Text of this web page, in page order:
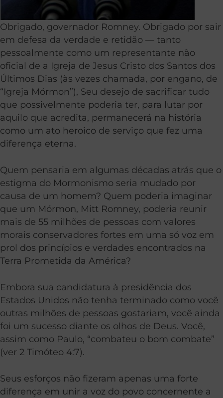
Obrigado, governador Romney. Obrigado por sair
em defesa da verdade e retidão — tanto
pessoalmente como um representante não
oficial de a Igreja de Jesus Cristo dos Santos dos
Últimos Dias (às vezes chamada, por engano, de
“Igreja Mórmon”), Seu desejo de sacrificar tudo
que possivelmente poderia ter, para lutar por
aquilo que acredita, permanecerá na história
como um ato heroico de serviço que fez uma
diferença eterna.
Quem pensaria em algumas décadas atrás que o
estigma do Mormonismo seria mudado por
causa de um homem? Quem poderia imaginar
que um Mórmon, Mitt Romney, poderia reunir
mais de 55 milhões de pessoas com valores
morais conservadores fortes em uma só voz em
prol dos princípios e verdades encontrados na
Terra Prometida da América?
Embora sua candidatura à presidência dos
Estados Unidos não tenha terminado como você
outras milhões de pessoas gostariam, você ainda
foi um sucesso diante os olhos de Deus. Você,
assim como Paulo, “combateu o bom combate”
(ver 2 Timóteo 4:7).
Seus esforços não fizeram apenas uma forte
diferença em unir a voz do povo concernente a